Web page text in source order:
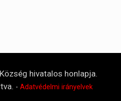
hivatalos honlapja.
- Adatvédelmi irányelvek